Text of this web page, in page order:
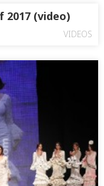
2017 (video)
VIDEOS